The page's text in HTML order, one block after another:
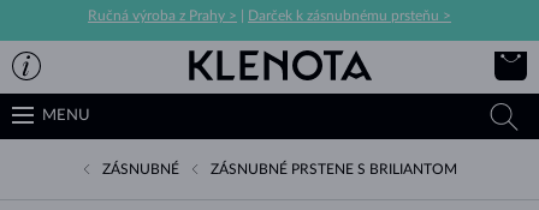
Ručná výroba z Prahy > Darček k zásnubnému prsteňu >
MENU
ZÁSNUBNÉ ZÁSNUBNÉ PRSTENE S BRILIANTOM